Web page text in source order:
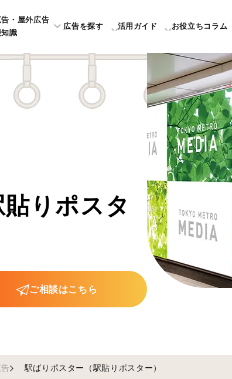
・屋外広告
識
広告を探す 活用ガイド お役立ちコラム
りポスタ
ご相談はこちら
駅ばりポスター（駅貼りポスター）